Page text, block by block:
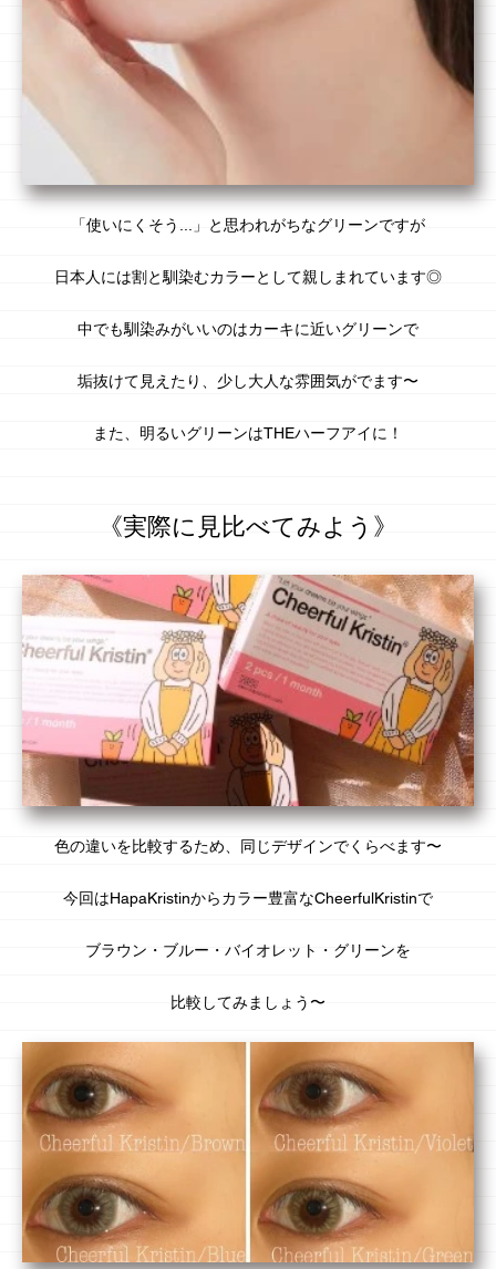
「使いにくそう...」と思われがちなグリーンですが
日本人 には割と馴染むカラーとして親しまれています◎
中でも馴染みがいいのはカーキに近いグリーンで
垢抜けて見えたり、少し大人な雰囲気がでます〜
また、明るいグリーンはTHEハーフアイに！
《実際に見比べてみよう》
色の違いを比較するため、 同じデザインでくらべます〜
今回はHapaKristinからカラー豊富なCheerfulKristinで
ブラウン・ブルー・バイオレット・グリーンを
比較してみましょう〜